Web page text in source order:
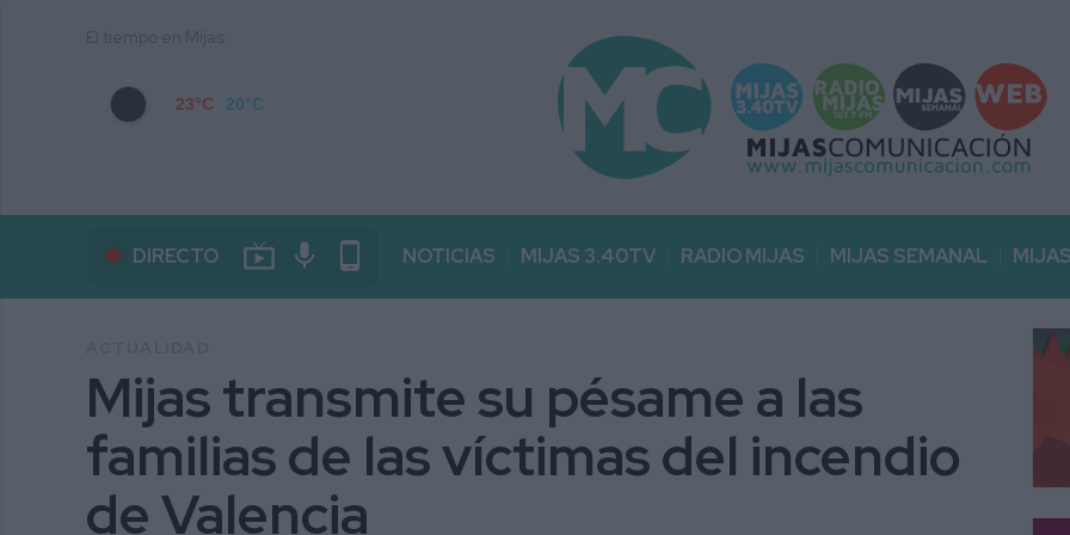
23°C 20°C
DIRECTO live_tv mic phone_android NOTICIAS MIJAS 3.40TV RADIO MIJAS MIJAS SEMANAL
Mijas transmite su pésame a las
familias de las víctimas del incendio
de Valencia